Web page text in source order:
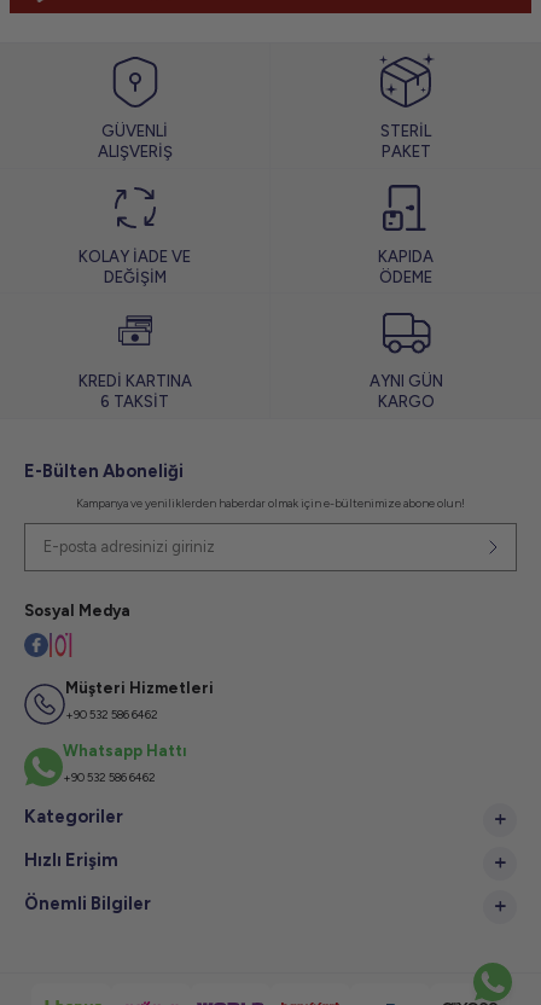
GÜVENLİ
ALIŞVERİŞ
STERİL
PAKET
KOLAY İADE VE
DEĞİŞİM
KAPIDA
ÖDEME
KREDİ KARTINA
6 TAKSİT
AYNI GÜN
KARGO
E-Bülten Aboneliği
Kampanya ve yeniliklerden haberdar olmak için e-bültenimize abone olun!
Sosyal Medya
Müşteri Hizmetleri
+90 532 586 6462
Whatsapp Hattı
+90 532 586 6462
Kategoriler
Hızlı Erişim
Önemli Bilgiler